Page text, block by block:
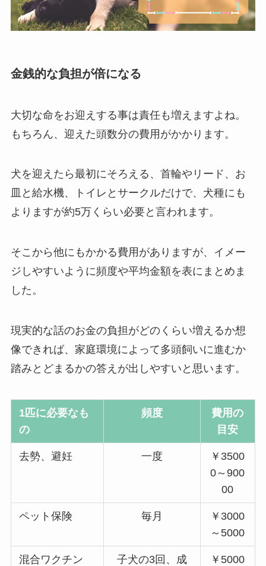
金銭的な負担が倍になる
大切な命をお迎えする事は責任も増えますよね。
もちろん、迎えた頭数分の費用がかかります。
犬を迎えたら最初にそろえる、首輪やリード、お
皿と給水機、トイレとサークルだけで、犬種にも
よりますが約5万くらい必要と言われます。
そこから他にもかかる費用がありますが、イメー
ジしやすいように頻度や平均金額を表にまとめま
した。
現実的な話のお金の負担がどのくらい増えるか想
像できれば、家庭環境によって多頭飼いに進むか
踏みとどまるかの答えが出しやすいと思います。
1匹に必要なも
の
頻度
費用の
目安
去勢、避妊 一度
￥3500
0～900
00
ペット保険 毎月
￥3000
～5000
混合ワクチン
子犬の3回、成
￥5000